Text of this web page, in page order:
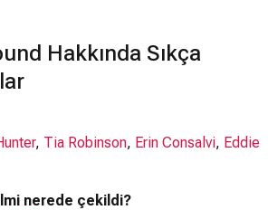
Hakkında Sıkça
, Tia Robinson, Erin Consalvi, Eddie
nerede çekildi?